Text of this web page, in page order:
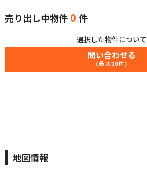
売り出し中物件 0 件
選択した物件について
問い合わせる
(最大10件)
地図情報